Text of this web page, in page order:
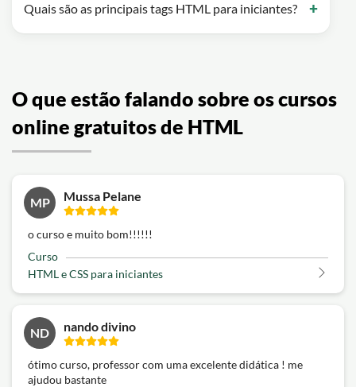
Quais são as principais tags HTML para iniciantes?
O que estão falando sobre os cursos
online gratuitos de HTML
MP Mussa Pelane
o curso e muito bom!!!!!!
Curso
HTML e CSS para iniciantes
ND nando divino
ótimo curso, professor com uma excelente didática ! me
ajudou bastante